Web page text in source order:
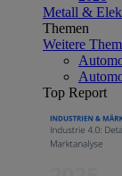
Metall &
Themen
Weitere
Top Report